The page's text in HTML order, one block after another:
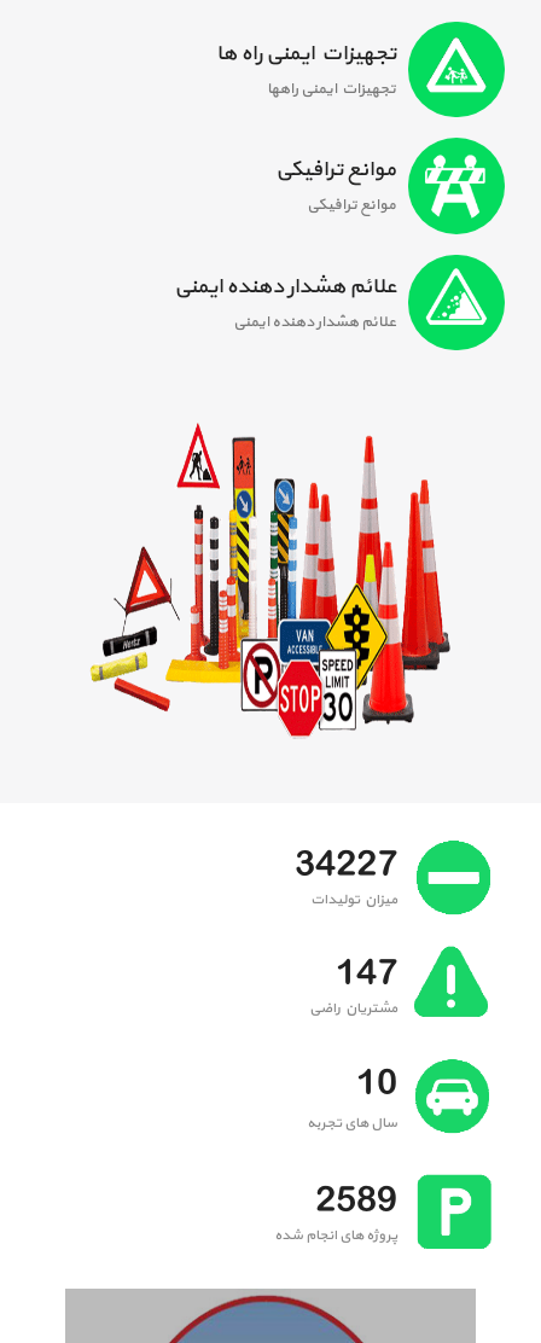
تجهیزات ایمنی راه ها
تجهیزات ایمنی راهها
موانع ترافیکی
موانع ترافیکی
علائم هشدار دهنده ایمنی
علائم هشدار دهنده ایمنی
34227
میزان تولیدات
147
مشتریان راضی
10
سال های تجربه
2589
پروژه های انجام شده